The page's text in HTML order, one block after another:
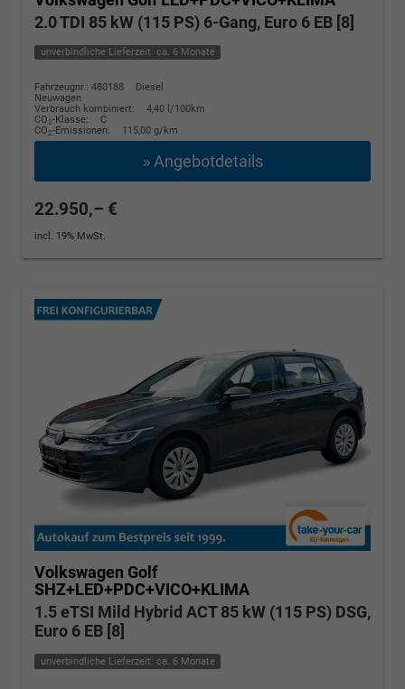
2.0 TDI 85 kW (115 PS) 6-Gang, Euro 6 EB [8]
unverbindliche Lieferzeit: ca. 6 Monate
Fahrzeugnr.: 480188
Diesel
Neuwagen
Verbrauch kombiniert:
4,40 l/100km
CO2-Klasse:
C
CO2-Emissionen: 115,00 g/km
» Angebotdetails
22.950,– €
incl. 19% MwSt.
Volkswagen Golf
SHZ+LED+PDC+VICO+KLIMA
1.5 eTSI Mild Hybrid ACT 85 kW (115 PS) DSG,
Euro 6 EB [8]
unverbindliche Lieferzeit: ca. 6 Monate